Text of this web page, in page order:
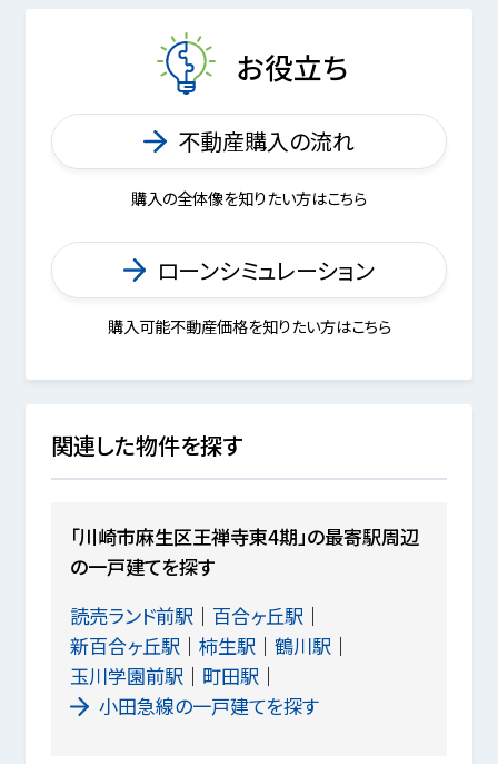
お役立ち
不動産購入の流れ
購入の全体像を知りたい方はこちら
ローンシミュレーション
購入可能不動産価格を知りたい方はこちら
関連した物件を探す
「川崎市麻生区王禅寺東4期」の最寄駅周辺
の一戸建てを探す
読売ランド前駅
百合ヶ丘駅
新百合ヶ丘駅
柿生駅
鶴川駅
玉川学園前駅
町田駅
小田急線の一戸建てを探す